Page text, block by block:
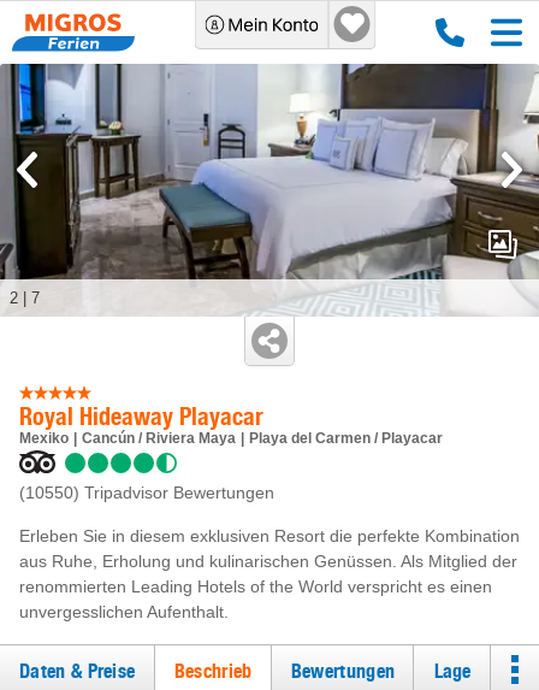
Royal Hideaway Playacar
Mexiko Cancún / Riviera Maya Playa del Carmen / Playacar
(10550) Tripadvisor Bewertungen
Erleben Sie in diesem exklusiven Resort die perfekte Kombination
aus Ruhe, Erholung und kulinarischen Genüssen. Als Mitglied der
renommierten Leading Hotels of the World verspricht es einen
unvergesslichen Aufenthalt.
2 7
Daten & Preise Beschrieb Bewertungen Lage